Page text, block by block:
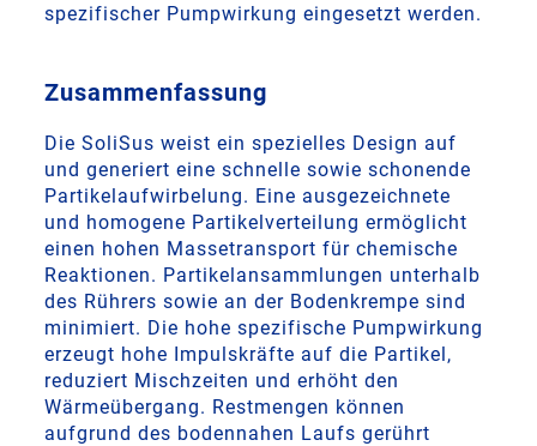
spezifischer Pumpwirkung eingesetzt werden.
Zusammenfassung
Die SoliSus weist ein spezielles Design auf
und generiert eine schnelle sowie schonende
Partikelaufwirbelung. Eine ausgezeichnete
und homogene Partikelverteilung ermöglicht
einen hohen Massetransport für chemische
Reaktionen. Partikelansammlungen unterhalb
des Rührers sowie an der Bodenkrempe sind
minimiert. Die hohe spezifische Pumpwirkung
erzeugt hohe Impulskräfte auf die Partikel,
reduziert Mischzeiten und erhöht den
Wärmeübergang. Restmengen können
aufgrund des bodennahen Laufs gerührt